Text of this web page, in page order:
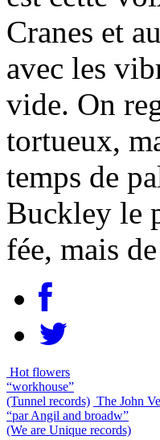
Cranes et
avec les
vide. On
tortueux,
temps de
Buckley le
fée, mais
Hot flowers
“workhouse”
(Tunnel records) The John
“par Angil and broadw”
(We are Unique records)